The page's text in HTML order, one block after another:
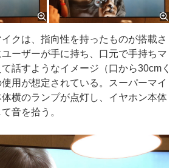
クは、指向性を持ったものが搭載さ
ーザーが手に持ち、口元で手持ちマ
話すようなイメージ（口から30cmく
用が想定されている。スーパーマイ
横のランプが点灯し、イヤホン本体
音を拾う。